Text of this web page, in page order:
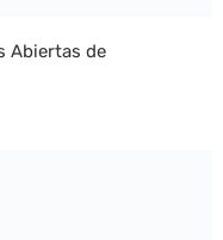
Abiertas de